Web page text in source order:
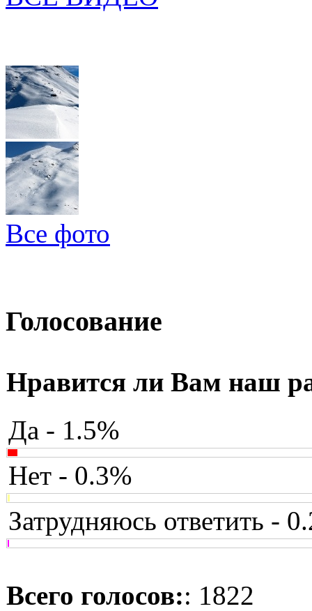
Все фото
Голосование
Нравится ли Вам наш
Да - 1.5%
Нет - 0.3%
Затрудняюсь ответить -
Всего голосов:: 1822